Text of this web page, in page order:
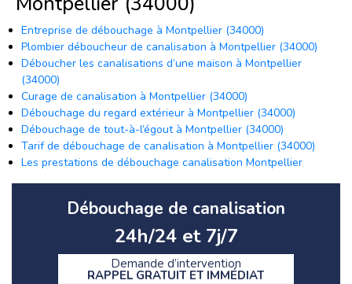
Entreprise de débouchage à Montpellier (34000)
Plombier déboucheur de canalisation à Montpellier (34000)
Déboucher les canalisations d’une maison à Montpellier
(34000)
Curage de canalisation à Montpellier (34000)
Débouchage du regard extérieur à Montpellier (34000)
Débouchage de tout-à-l’égout à Montpellier (34000)
Tarif de débouchage de canalisation à Montpellier (34000)
Les prestations de débouchage canalisation Montpellier
Débouchage de canalisation
24h/24 et 7j/7
Demande d’intervention
RAPPEL GRATUIT ET IMMÉDIAT